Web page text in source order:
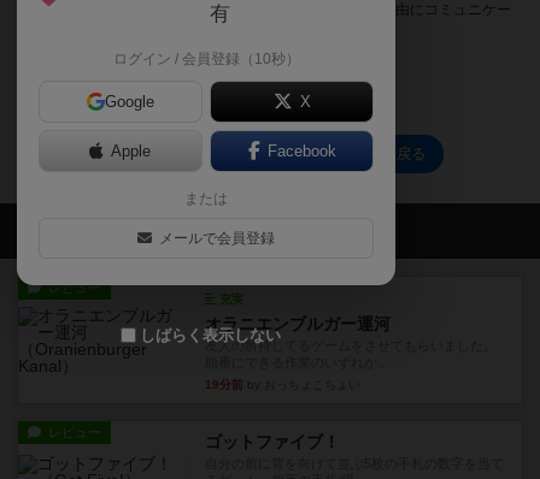
ュアルでは判断し辛い曖昧な表記等について会員同士で自由にコミュニケー
ログイン/無料会員登録
グレート・チリ・クックオフのトップに戻る
会員の新しい投稿
レビュー
充実
オラニエンブルガー運河
友人の所持してるゲームをさせてもらいました。
19分前
レビュー ゴットファイブ！
有
ログイン / 会員登録（10秒）
Google X
Apple Facebook
または
メールで会員登録
しばらく表示しない